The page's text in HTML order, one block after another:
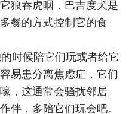
狼吞虎咽，巴吉度犬是
餐的方式控制它的食
候陪它们玩或者给它
易患分离焦虑症，它们
，这通常会骚扰邻居。
伴，多陪它们玩会吧。